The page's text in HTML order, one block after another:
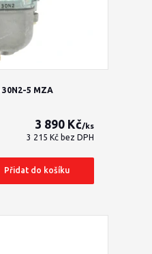
5 MZA
3 890 Kč/ks
3 215 Kč bez DPH
Přidat do košíku